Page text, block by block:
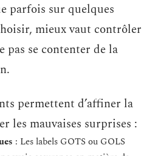
parfois sur quelques
mieux vaut contrôler
pas se contenter de la
permettent d’affiner la
les mauvaises surprises :
: Les labels GOTS ou GOLS